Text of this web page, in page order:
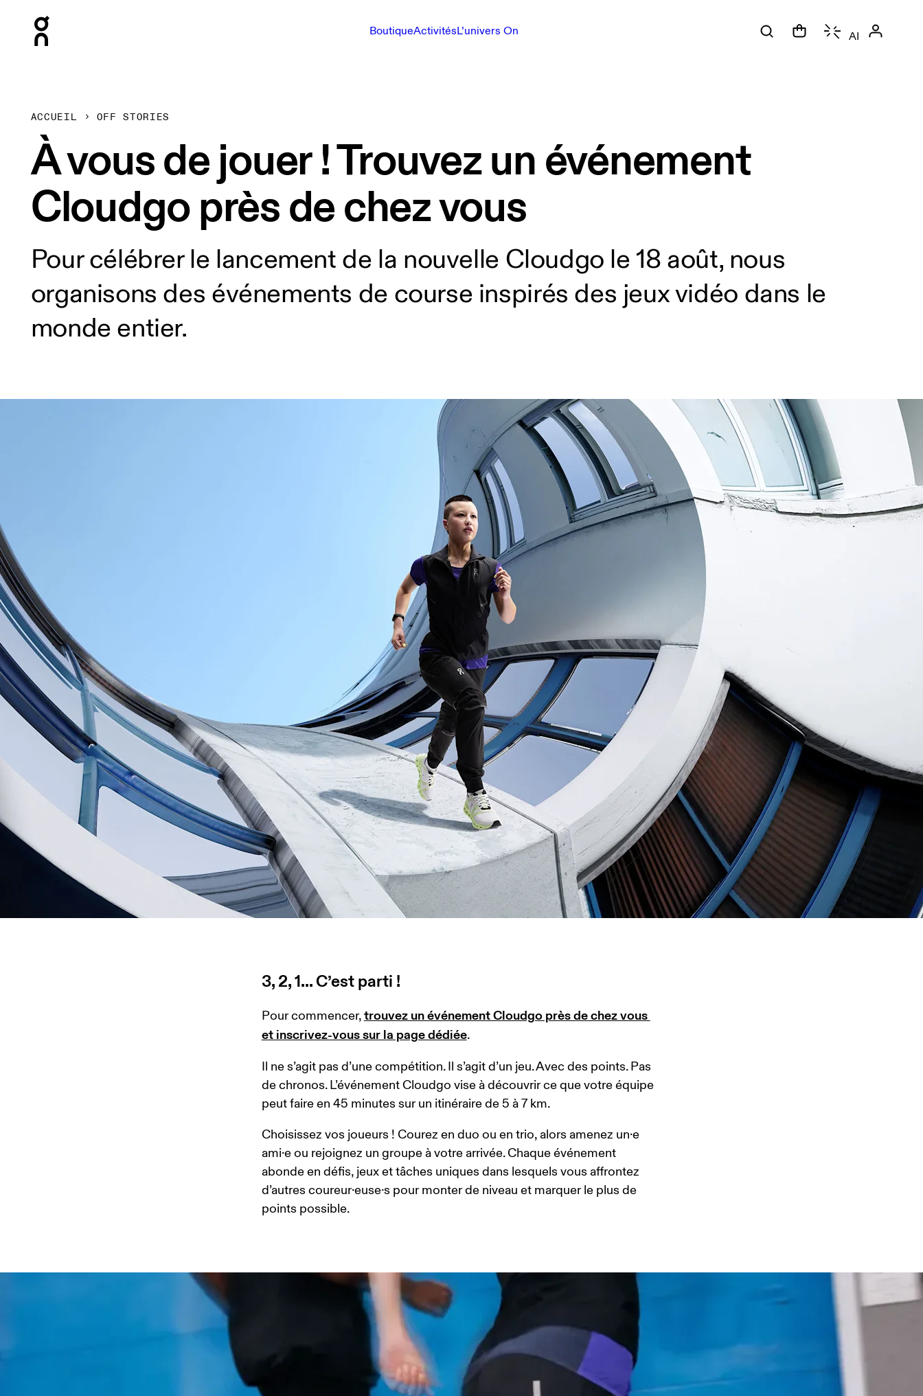
BoutiqueActivitésL’univers On AI
ACCUEIL OFF STORIES
À vous de jouer ! Trouvez un événement
Cloudgo près de chez vous
Pour célébrer le lancement de la nouvelle Cloudgo le 18 août, nous
organisons des événements de course inspirés des jeux vidéo dans le
monde entier.
3, 2, 1... C’est parti !
Pour commencer, trouvez un événement Cloudgo près de chez vous
et inscrivez-vous sur la page dédiée.
Il ne s’agit pas d’une compétition. Il s’agit d’un jeu. Avec des points. Pas
de chronos. L’événement Cloudgo vise à découvrir ce que votre équipe
peut faire en 45 minutes sur un itinéraire de 5 à 7 km.
Choisissez vos joueurs ! Courez en duo ou en trio, alors amenez un·e
ami·e ou rejoignez un groupe à votre arrivée. Chaque événement
abonde en défis, jeux et tâches uniques dans lesquels vous affrontez
d’autres coureur·euse·s pour monter de niveau et marquer le plus de
points possible.